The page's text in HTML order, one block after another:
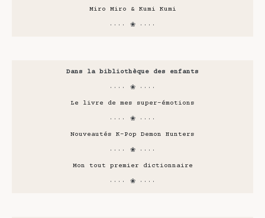
Miro Miro & Kumi Kumi
···· ❀ ····
Dans la bibliothèque des enfants
···· ❀ ····
Le livre de mes super-émotions
···· ❀ ····
Nouveautés K-Pop Demon Hunters
···· ❀ ····
Mon tout premier dictionnaire
···· ❀ ····